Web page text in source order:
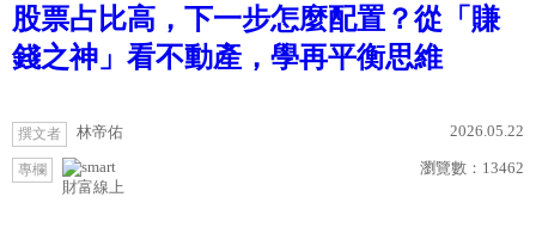
股票占比高，下一步怎麼配置？從「賺
錢之神」看不動產，學再平衡思維
撰文者 林帝佑 2026.05.22
專欄
財富線上
瀏覽數： 13462